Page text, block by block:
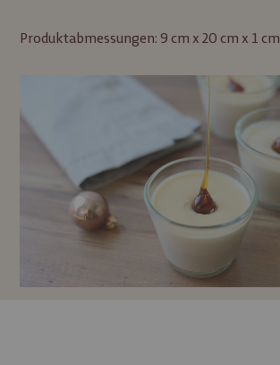
Produktabmessungen: 9 cm x 20 cm x 1 cm